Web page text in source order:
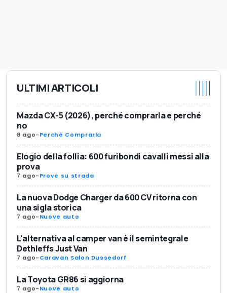
ULTIMI ARTICOLI
Mazda CX-5 (2026), perché comprarla e perché
no
8 ago-Perché Comprarla
Elogio della follia: 600 furibondi cavalli messi alla
prova
7 ago-Prove su strada
La nuova Dodge Charger da 600 CV ritorna con
una sigla storica
7 ago-Nuove auto
L'alternativa al camper van è il semintegrale
Dethleffs Just Van
7 ago-Caravan Salon Dussedorf
La Toyota GR86 si aggiorna
7 ago-Nuove auto